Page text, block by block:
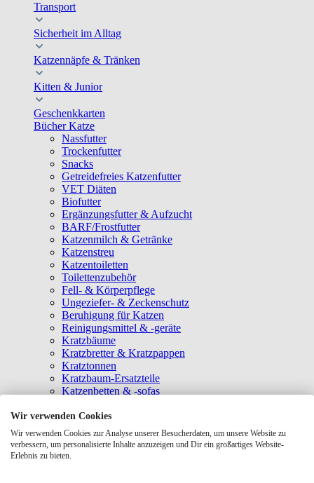
Transport
Sicherheit im Alltag
Katzennäpfe & Tränken
Kitten & Junior
Geschenkkarten
Bücher Katze
Nassfutter
Trockenfutter
Snacks
Getreidefreies Katzenfutter
VET Diäten
Biofutter
Ergänzungsfutter & Aufzucht
BARF/Frostfutter
Katzenmilch & Getränke
Katzenstreu
Katzentoiletten
Toilettenzubehör
Fell- & Körperpflege
Ungeziefer- & Zeckenschutz
Beruhigung für Katzen
Reinigungsmittel & -geräte
Kratzbäume
Kratzbretter & Kratzpappen
Kratztonnen
Kratzbaum-Ersatzteile
Katzenbetten & -sofas
Katzenhäuser
Hängematten & Fensterliegeplätze
Katzendecken & -matten
Baldrian- & Catnipspielzeug
Wir verwenden Cookies
Wir verwenden Cookies zur Analyse unserer Besucherdaten, um unsere Website zu
verbessern, um personalisierte Inhalte anzuzeigen und Dir ein großartiges Website-
Erlebnis zu bieten.